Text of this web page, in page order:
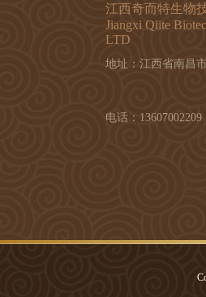
江西奇而特生物
Jiangxi Qiite
LTD
地址：江西省南昌
电话：13607002209